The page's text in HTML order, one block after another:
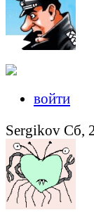
войти
Sergikov Сб,